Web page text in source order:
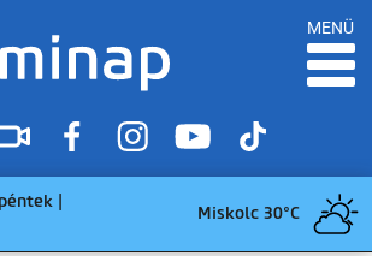
MENÜ
|
Miskolc 30°C